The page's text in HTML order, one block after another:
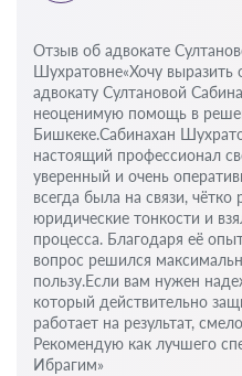
Отзыв об адвокате
Шухратовне«Хочу
адвокату Султановой
неоценимую помощь в
Бишкеке.Сабинахан
настоящий профессионал
уверенный и очень
всегда была на связи, чётко
юридические тонкости и
процесса. Благодаря её
вопрос решился
пользу.Если вам нужен
который действительно
работает на результат,
Рекомендую как лучшего
Ибрагим»